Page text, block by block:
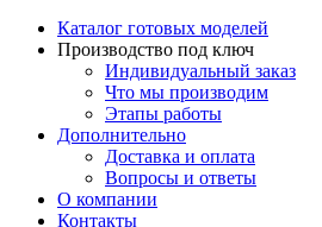
Каталог готовых моделей
Производство под ключ
Индивидуальный заказ
Что мы производим
Этапы работы
Дополнительно
Доставка и оплата
Вопросы и ответы
О компании
Контакты